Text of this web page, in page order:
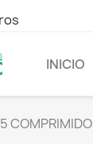
INICIO
COMPRIMIDO